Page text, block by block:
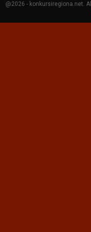
@2026 - konkursiregiona.net.